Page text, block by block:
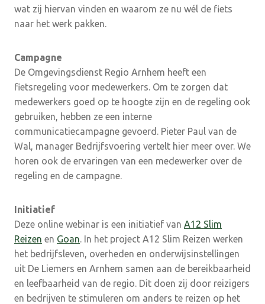
wat zij hiervan vinden en waarom ze nu wél de fiets
naar het werk pakken.
Campagne
De Omgevingsdienst Regio Arnhem heeft een
fietsregeling voor medewerkers. Om te zorgen dat
medewerkers goed op te hoogte zijn en de regeling ook
gebruiken, hebben ze een interne
communicatiecampagne gevoerd. Pieter Paul van de
Wal, manager Bedrijfsvoering vertelt hier meer over. We
horen ook de ervaringen van een medewerker over de
regeling en de campagne.
Initiatief
Deze online webinar is een initiatief van A12 Slim
Reizen en Goan. In het project A12 Slim Reizen werken
het bedrijfsleven, overheden en onderwijsinstellingen
uit De Liemers en Arnhem samen aan de bereikbaarheid
en leefbaarheid van de regio. Dit doen zij door reizigers
en bedrijven te stimuleren om anders te reizen op het